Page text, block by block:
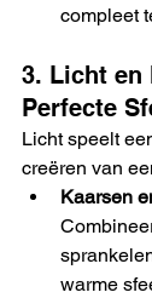
compleet
3. Licht en
Perfecte
Licht speelt
creëren van
Kaarsen
warme